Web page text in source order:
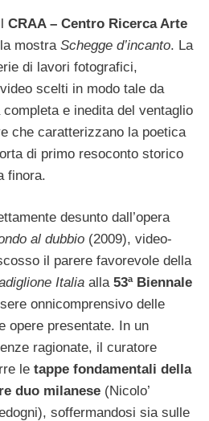
CRAA – Centro Ricerca Arte
mostra Schegge d’incanto. La
di lavori fotografici,
scelti in modo tale da
e inedita del ventaglio
che caratterizzano la poetica
di primo resoconto storico
finora.
desunto dall’opera
al dubbio (2009), video-
il parere favorevole della
Italia alla53ª Biennale
onnicomprensivo delle
opere presentate. In un
ragionate, il curatore
le tappe fondamentali della
duo milanese (Nicolo’
soffermandosi sia sulle